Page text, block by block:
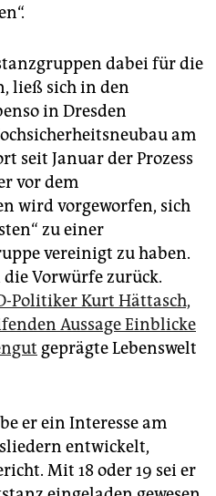
dabei für die
ließ sich in den
in Dresden
am
seit Januar der Prozess
vor dem
wird vorgeworfen, sich
zu einer
vereinigt zu haben.
Vorwürfe zurück.
Politiker Kurt Hättasch,
Aussage Einblicke
geprägte Lebenswelt
er ein Interesse am
entwickelt,
Mit 18 oder 19 sei er